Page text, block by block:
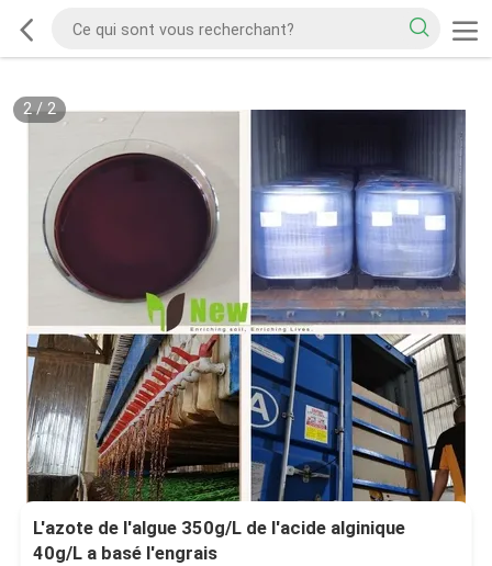
2/2
L'azote de l'algue 350g/L de l'acide alginique
40g/L a basé l'engrais